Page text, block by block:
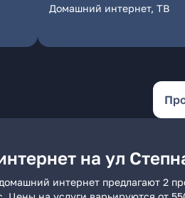
Домашний интернет, ТВ
на ул
интернет предлагают 2